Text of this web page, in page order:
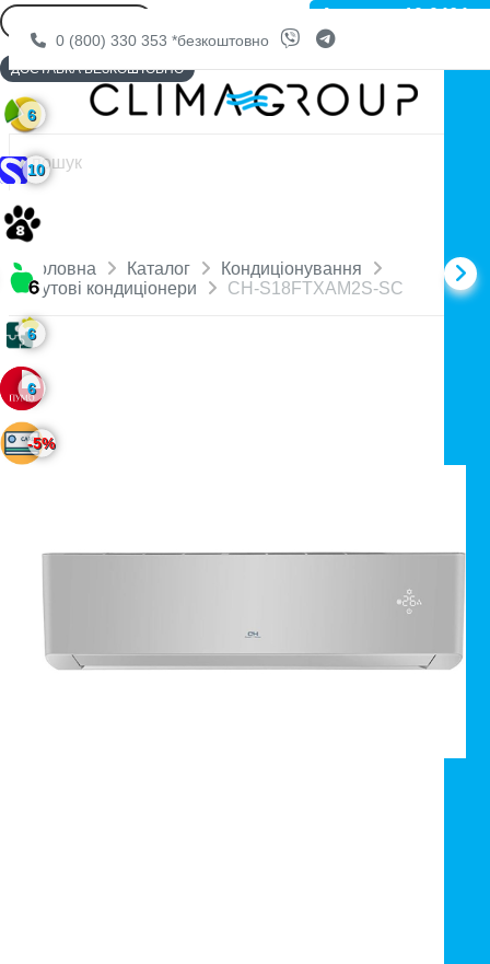
0 (800) 330 353 *безкоштовно
Головна Каталог
Кондиціонування
Побутові кондиціонери
CH-S18FTXAM2S-SC
Артикул: 10-0464
ДОСТАВКА БЕЗКОШТОВНО
6
10
6
6
-5%